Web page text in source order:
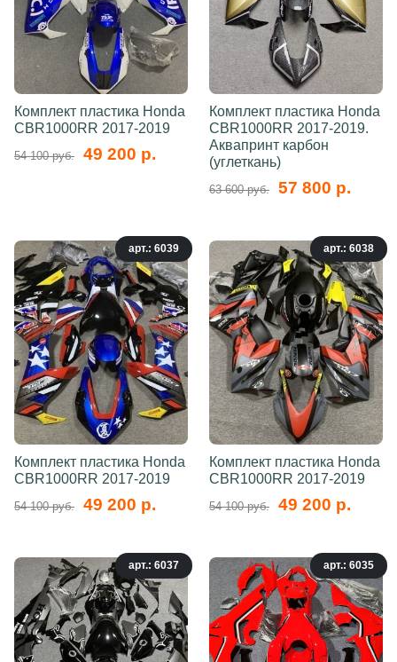
Комплект пластика Honda
CBR1000RR 2017-2019
54 100 руб. 49 200 р.
Комплект пластика Honda
CBR1000RR 2017-2019.
Аквапринт карбон
(углеткань)
63 600 руб. 57 800 р.
арт.: 6039
Комплект пластика Honda
CBR1000RR 2017-2019
54 100 руб. 49 200 р.
арт.: 6038
Комплект пластика Honda
CBR1000RR 2017-2019
54 100 руб. 49 200 р.
арт.: 6037 арт.: 6035